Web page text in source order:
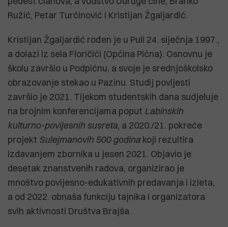
Ružić, Petar Turčinović i Kristijan Žgaljardić.
Kristijan Žgaljardić rođen je u Puli 24. siječnja 1997.,
a dolazi iz sela Floričići (Općina Pićna). Osnovnu je
školu završio u Podpićnu, a svoje je srednjoškolsko
obrazovanje stekao u Pazinu. Studij povijesti
završio je 2021. Tijekom studentskih dana sudjeluje
na brojnim konferencijama poput Labinskih
kulturno-povijesnih susreta, a 2020./21. pokreće
projekt Sulejmanovih 500 godina koji rezultira
izdavanjem zbornika u jesen 2021. Objavio je
desetak znanstvenih radova, organizirao je
mnoštvo povijesno-edukativnih predavanja i izleta,
a od 2022. obnaša funkciju tajnika i organizatora
svih aktivnosti Društva Brajša.